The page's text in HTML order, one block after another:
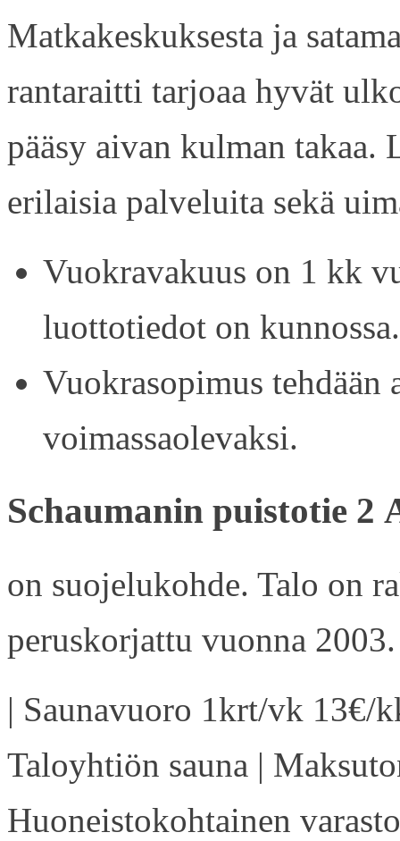
Matkakeskuksesta ja
rantaraitti tarjoaa hyvät
pääsy aivan kulman
erilaisia palveluita sekä
Vuokravakuus on 1 kk
luottotiedot on kunnossa.
Vuokrasopimus tehdään
voimassaolevaksi.
Schaumanin puistotie 2
on suojelukohde. Talo on
peruskorjattu vuonna 2003.
| Saunavuoro 1krt/vk 13€/
Taloyhtiön sauna |
Huoneistokohtainen